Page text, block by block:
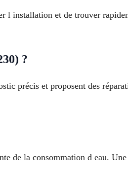
l installation et de trouver
?
précis et proposent des
de la consommation d eau. Une